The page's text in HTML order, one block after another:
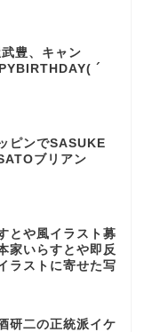
豊、キャン
´
ピンでSASUKE
ブリアン
とや風イラスト募
いらすとや即反
ラストに寄せた写
研二の正統派イケ